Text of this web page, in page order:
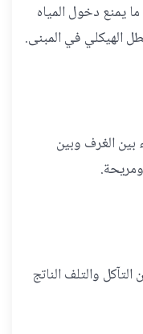
يمنع دخول المياه
الهيكلي في المبنى.
بين الغرف وبين
ومريحة.
والتلف الناتج